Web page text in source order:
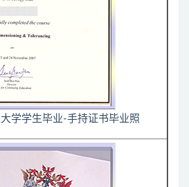
学学生毕业-手持证书毕业照